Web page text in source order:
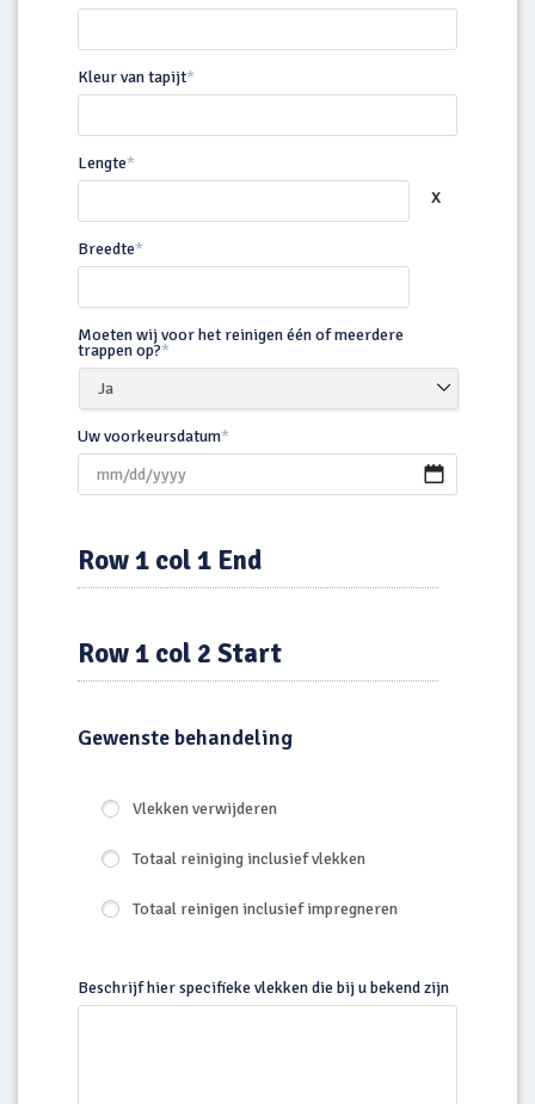
Kleur van tapijt*
Lengte*
Breedte*
Moeten wij voor het reinigen één of meerdere
trappen op?*
Uw voorkeursdatum*
slash
YYYY
Row 1 col 1 End
Row 1 col 2 Start
Gewenste behandeling
Vlekken verwijderen
Totaal reiniging inclusief vlekken
Totaal reinigen inclusief impregneren
Beschrijf hier specifieke vlekken die bij u bekend zijn